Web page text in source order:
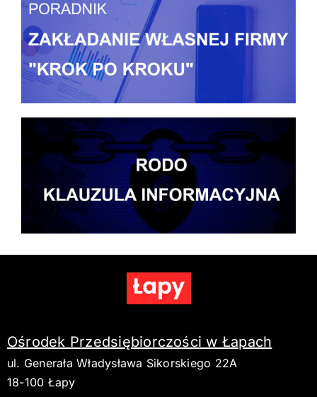
Ośrodek Przedsiębiorczości w Łapach
ul. Generała Władysława Sikorskiego 22A
18-100 Łapy